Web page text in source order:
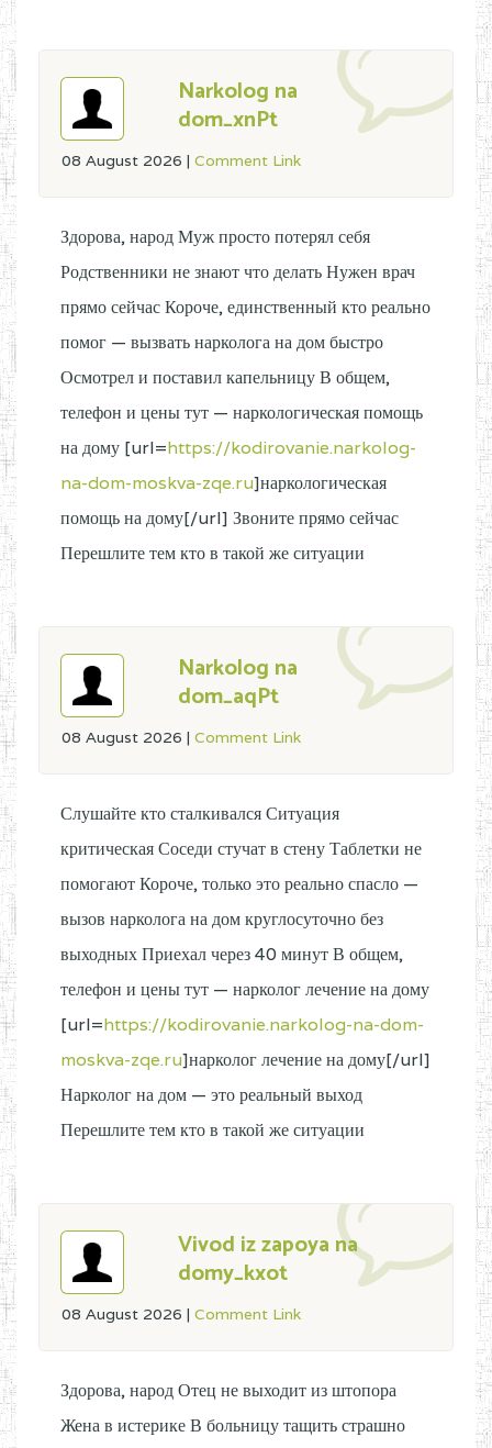
Narkolog na
dom_xnPt
08 August 2026 | Comment Link
Здорова, народ Муж просто потерял себя
Родственники не знают что делать Нужен врач
прямо сейчас Короче, единственный кто реально
помог — вызвать нарколога на дом быстро
Осмотрел и поставил капельницу В общем,
телефон и цены тут — наркологическая помощь
на дому [url=https://kodirovanie.narkolog-
na-dom-moskva-zqe.ru]наркологическая
помощь на дому[/url] Звоните прямо сейчас
Перешлите тем кто в такой же ситуации
Narkolog na
dom_aqPt
08 August 2026 | Comment Link
Слушайте кто сталкивался Ситуация
критическая Соседи стучат в стену Таблетки не
помогают Короче, только это реально спасло —
вызов нарколога на дом круглосуточно без
выходных Приехал через 40 минут В общем,
телефон и цены тут — нарколог лечение на дому
[url=https://kodirovanie.narkolog-na-dom-
moskva-zqe.ru]нарколог лечение на дому[/url]
Нарколог на дом — это реальный выход
Перешлите тем кто в такой же ситуации
Vivod iz zapoya na
domy_kxot
08 August 2026 | Comment Link
Здорова, народ Отец не выходит из штопора
Жена в истерике В больницу тащить страшно